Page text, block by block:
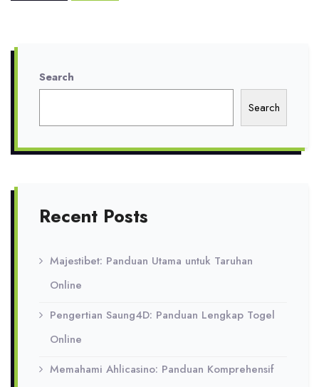
Search
Search
Recent Posts
Majestibet: Panduan Utama untuk Taruhan
Online
Pengertian Saung4D: Panduan Lengkap Togel
Online
Memahami Ahlicasino: Panduan Komprehensif